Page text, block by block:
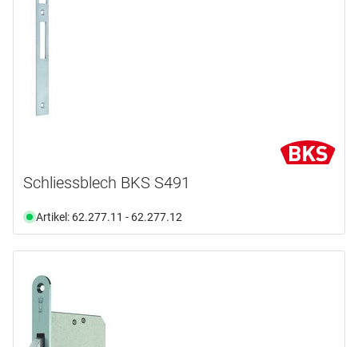
Schliessblech BKS S491
Artikel: 62.277.11 - 62.277.12